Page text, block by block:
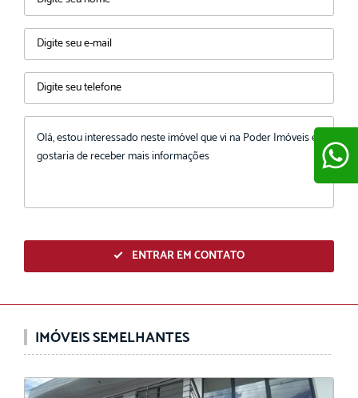
ENTRAR EM CONTATO
IMÓVEIS SEMELHANTES
ENVIAR